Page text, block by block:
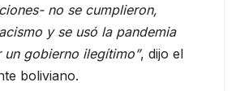
no se cumplieron,
y se usó la pandemia
gobierno ilegítimo”, dijo el
boliviano.